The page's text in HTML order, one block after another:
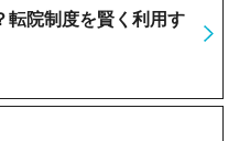
転院制度を賢く利用す